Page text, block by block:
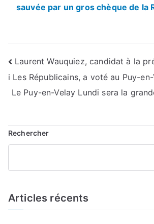
sauvée par un gros chèque de la
Navigation
de
Laurent Wauquiez, candidat à la
i Les Républicains, a voté au Puy-
Le Puy-en-Velay Lundi sera la
Rechercher
Articles récents